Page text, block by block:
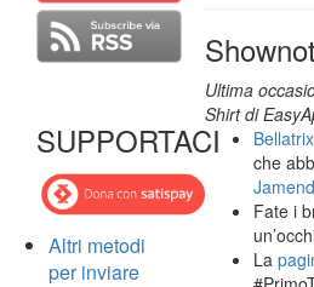
SUPPORTACI
Altri metodi
per inviare
Ultima
Shirt di
Bellatrix
che
Fate i
La